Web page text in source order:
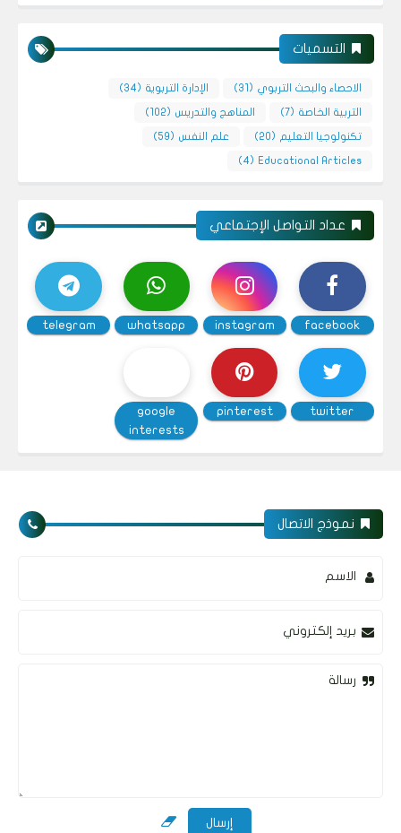
التسميات
الاحصاء والبحث التربوي (31) الإدارة التربوية (34)
التربية الخاصة (7) المناهج والتدريس (102)
تكنولوجيا التعليم (20) علم النفس (59)
Educational Articles
(4)
عداد التواصل الإجتماعي
facebook
instagram
whatsapp
telegram
twitter
pinterest
google
interests
نموذج الاتصال
الاسم
بريد إلكتروني
رسالة